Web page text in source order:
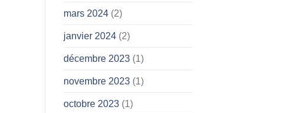
mars 2024(2)
janvier 2024(2)
décembre 2023(1)
novembre 2023(1)
octobre 2023(1)